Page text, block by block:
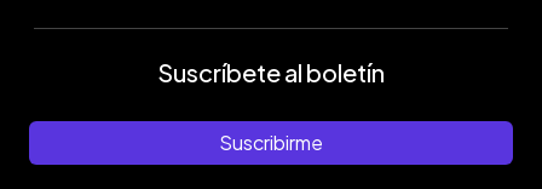
Suscríbete al boletín
Suscribirme